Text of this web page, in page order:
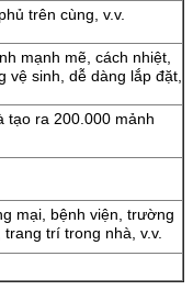
trên cùng, v.v.
mạnh mẽ, cách nhiệt,
vệ sinh, dễ dàng lắp đặt,
tạo ra 200.000 mảnh
mại, bệnh viện, trường
trí trong nhà, v.v.